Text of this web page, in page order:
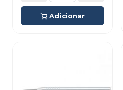
Adicionar